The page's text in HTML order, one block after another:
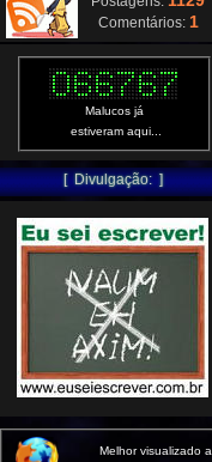
Comentários: 1
Malucos já
estiveram aqui...
[ Divulgação: ]
Melhor visualizado a